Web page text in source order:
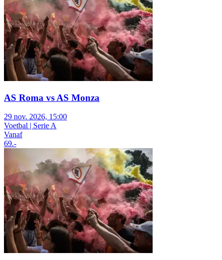
AS Roma vs AS Monza
29 nov. 2026, 15:00
Voetbal | Serie A
Vanaf
69.-